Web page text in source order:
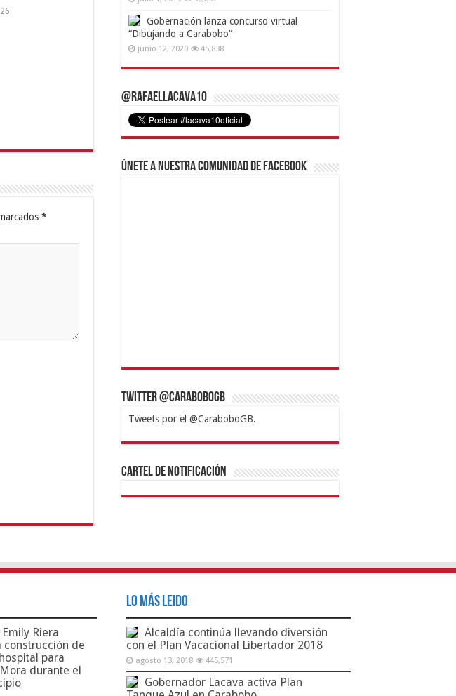
*
Gobernación lanza concurso virtual
“Dibujando a Carabobo”
junio 12, 2020 45,838
@RafaelLacava10
Únete a nuestra comunidad de Facebook
Twitter @CaraboboGB
Tweets por el @CaraboboGB.
1xbetBetturkeyBetistKralbetSupertotobetTipobet
https://mvbcasino.com/
Cartel de Notificación
Riera
construcción de
para
Mora durante el
Lo Más Leido
Alcaldía continúa llevando diversión
con el Plan Vacacional Libertador 2018
agosto 13, 2018 445,571
Gobernador Lacava activa Plan